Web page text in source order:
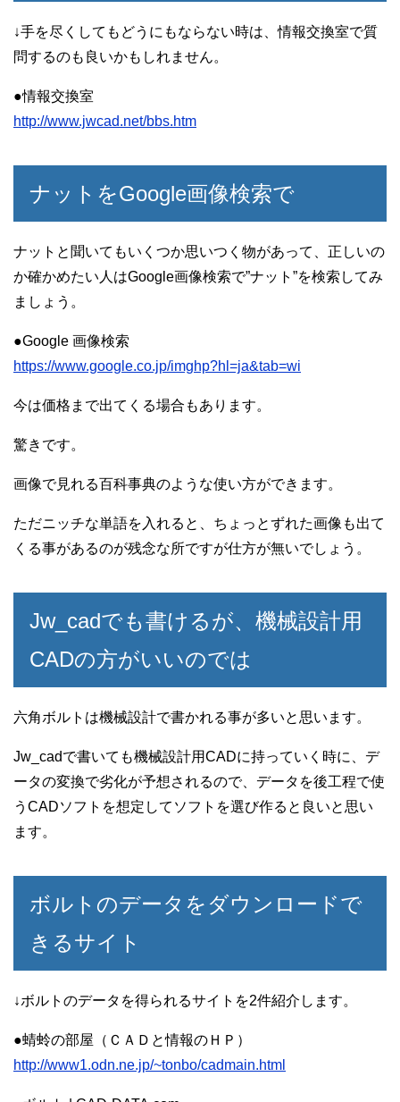
↓手を尽くしてもどうにもならない時は、情報交換室で質
問するのも良いかもしれません。
●情報交換室
http://www.jwcad.net/bbs.htm
ナットをGoogle画像検索で
ナットと聞いてもいくつか思いつく物があって、正しいの
か確かめたい人はGoogle画像検索で”ナット”を検索してみ
ましょう。
●Google 画像検索
https://www.google.co.jp/imghp?hl=ja&tab=wi
今は価格まで出てくる場合もあります。
驚きです。
画像で見れる百科事典のような使い方ができます。
ただニッチな単語を入れると、ちょっとずれた画像も出て
くる事があるのが残念な所ですが仕方が無いでしょう。
Jw_cadでも書けるが、機械設計用
CADの方がいいのでは
六角ボルトは機械設計で書かれる事が多いと思います。
Jw_cadで書いても機械設計用CADに持っていく時に、デ
ータの変換で劣化が予想されるので、データを後工程で使
うCADソフトを想定してソフトを選び作ると良いと思い
ます。
ボルトのデータをダウンロードで
きるサイト
↓ボルトのデータを得られるサイトを2件紹介します。
●蜻蛉の部屋（ＣＡＤと情報のＨＰ）
http://www1.odn.ne.jp/~tonbo/cadmain.html